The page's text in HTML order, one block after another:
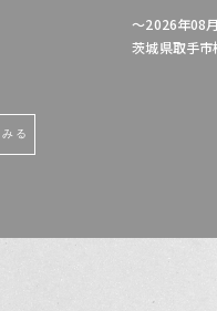
〜2026年08
茨城県取手
る